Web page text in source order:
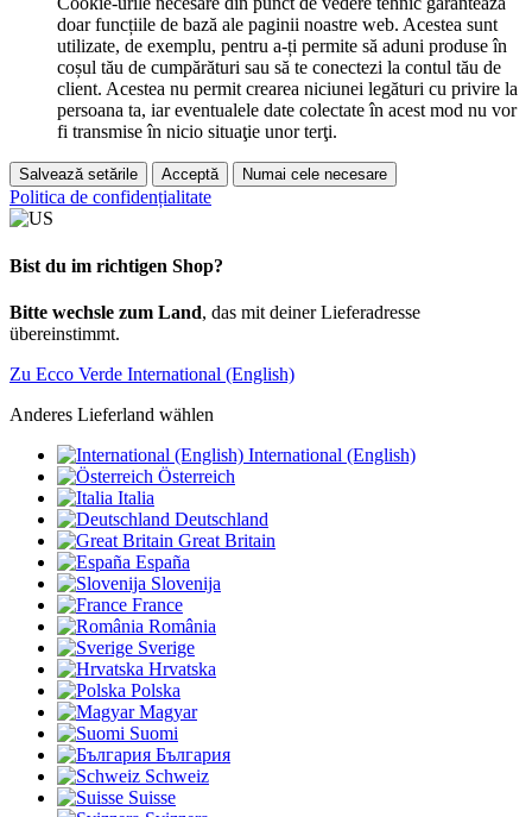
doar funcțiile de bază ale paginii noastre web. Acestea sunt
utilizate, de exemplu, pentru a-ți permite să aduni produse în
coșul tău de cumpărături sau să te conectezi la contul tău de
client. Acestea nu permit crearea niciunei legături cu privire la
persoana ta, iar eventualele date colectate în acest mod nu vor
fi transmise în nicio situaţie unor terţi.
Salvează setările Acceptă Numai cele necesare
Politica de confidențialitate
Bist du im richtigen Shop?
Bitte wechsle zum Land, das mit deiner Lieferadresse
übereinstimmt.
Zu Ecco Verde International (English)
Anderes Lieferland wählen
International (English)
Österreich
Italia
Deutschland
Great Britain
España
Slovenija
France
România
Sverige
Hrvatska
Polska
Magyar
Suomi
България
Schweiz
Suisse